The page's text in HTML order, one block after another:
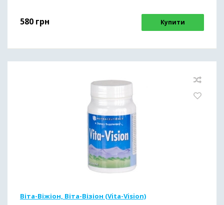
580 грн Купити
Віта-Віжіон, Віта-Візіон (Vita-Vision)